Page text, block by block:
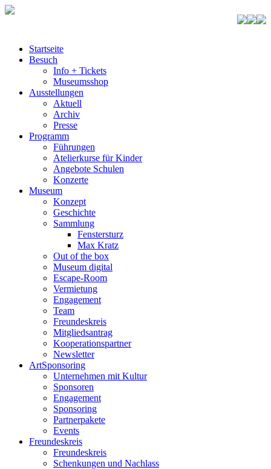
Startseite
Besuch
Info + Tickets
Museumsshop
Ausstellungen
Aktuell
Archiv
Presse
Programm
Führungen
Atelierkurse für Kinder
Angebote Schulen
Konzerte
Museum
Konzept
Geschichte
Sammlung
Fenstersturz
Max Kratz
Out of the box
Museum digital
Escape-Room
Vermietung
Engagement
Team
Freundeskreis
Mitgliedsantrag
Kooperationspartner
Newsletter
ArtSponsoring
Unternehmen mit Kultur
Sponsoren
Engagement
Sponsoring
Partnerpakete
Events
Freundeskreis
Freundeskreis
Schenkungen und Nachlass